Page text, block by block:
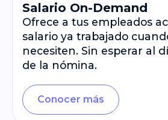
Salario On-Demand
Ofrece a tus empleados
salario ya trabajado
necesiten. Sin esperar al
de la nómina.
Conocer más